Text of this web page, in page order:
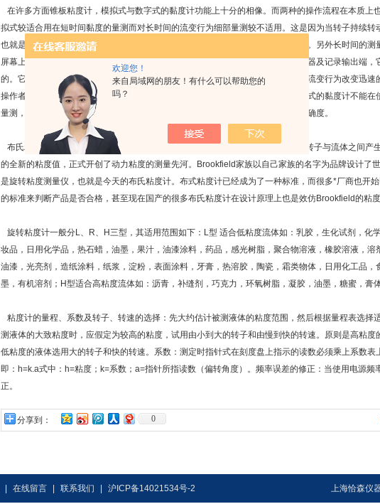
欢迎您！
来自局域网的朋友！有什么可以帮助您的
吗？
在许多方面锥板粘度计，模拟式与数字式的黏度计功能上十分的相像。而两种的操作流程在本质上
拟式较适合用在短时间黏度的量测而对长时间的流变行为细部量测较不适用。这是因为当转子持续转
也就是必须当指真经过某一特定区域或是停止黏度计或是当状态稳定才能读到读数。另外长时间的测
屏幕上一些变化迅速的过程也需要比较注意。而数字式的黏度计拥有连续式的感应器及记录输出端，
的。它在操作长时间的黏度量测上比较轻松，并且可以调整记录数据的时间，对于流变行为改变迅速
操作者较喜欢使用数字式的，因为不需要在数据中做一些差补的动作。但是此种形式的黏度计不能在
量测，而模拟式则是可以的。以上这两种形式黏度计在量测上都能够提供相当的准确度。
布氏粘度计名称的由来在于美国Brookfield家族开创的旋转粘度测量法，利用*的转子与流体之间产
的全新的粘度值，正式开创了动力粘度的测量先河。Brookfield家族以自己家族的名字为品牌设计了
是旋转粘度测量仪，也就是今天的布氏粘度计。布式粘度计已经成为了一种标准，而很多*厂商也开
的标准来判断产品是否合格，甚至现在国产的很多布氏粘度计在设计原理上也是效仿Brookfield的粘度
旋转粘度计一般分L、R、H三型，其适用范围如下：L型 适合低粘度流体如：乳胶，生化试剂，化
妆品，日用化学品，热石蜡，油墨，果汁，油漆涂料，药品，感光树脂，聚合物溶液，橡胶溶液，溶
油漆，光亮剂，造纸涂料，纸浆，淀粉，表面涂料，牙膏，热溶胶，陶瓷，霜类物体，日用化工品，
墨，有机溶剂；H型适合高粘度流体如：沥青，补缝剂，巧克力，环氧树脂，凝胶，油墨，糖蜜，膏
粘度计的量程、系数及转子、转速的选择：先大约估计被测液体的粘度范围，然后根据量程表选择
测液体的大致粘度时，应假定为较高的粘度，试用由小到大的转子和由慢到快的转速。原则是高粘度
低粘度的液体选用大的转子和快的转速。系数：测定时指针式在刻度盘上指示的读数必须乘上系数表
即：h=k.a式中：h=粘度；k=系数；a=指针所指读数（偏转角度）。频率误差的修正：当使用电源频
正。
分享到： 0
在线留言 联系我们 沪ICP备14021534号-2 上海恰森仪